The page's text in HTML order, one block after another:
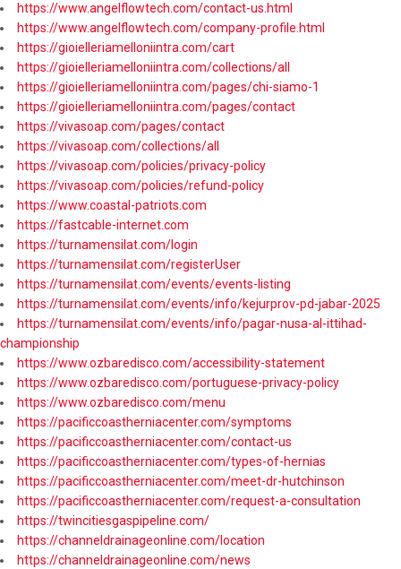
https://www.angelflowtech.com/contact-us.html
https://www.angelflowtech.com/company-profile.html
https://gioielleriamelloniintra.com/cart
https://gioielleriamelloniintra.com/collections/all
https://gioielleriamelloniintra.com/pages/chi-siamo-1
https://gioielleriamelloniintra.com/pages/contact
https://vivasoap.com/pages/contact
https://vivasoap.com/collections/all
https://vivasoap.com/policies/privacy-policy
https://vivasoap.com/policies/refund-policy
https://www.coastal-patriots.com
https://fastcable-internet.com
https://turnamensilat.com/login
https://turnamensilat.com/registerUser
https://turnamensilat.com/events/events-listing
https://turnamensilat.com/events/info/kejurprov-pd-jabar-2025
https://turnamensilat.com/events/info/pagar-nusa-al-ittihad-
championship
https://www.ozbaredisco.com/accessibility-statement
https://www.ozbaredisco.com/portuguese-privacy-policy
https://www.ozbaredisco.com/menu
https://pacificcoastherniacenter.com/symptoms
https://pacificcoastherniacenter.com/contact-us
https://pacificcoastherniacenter.com/types-of-hernias
https://pacificcoastherniacenter.com/meet-dr-hutchinson
https://pacificcoastherniacenter.com/request-a-consultation
https://twincitiesgaspipeline.com/
https://channeldrainageonline.com/location
https://channeldrainageonline.com/news